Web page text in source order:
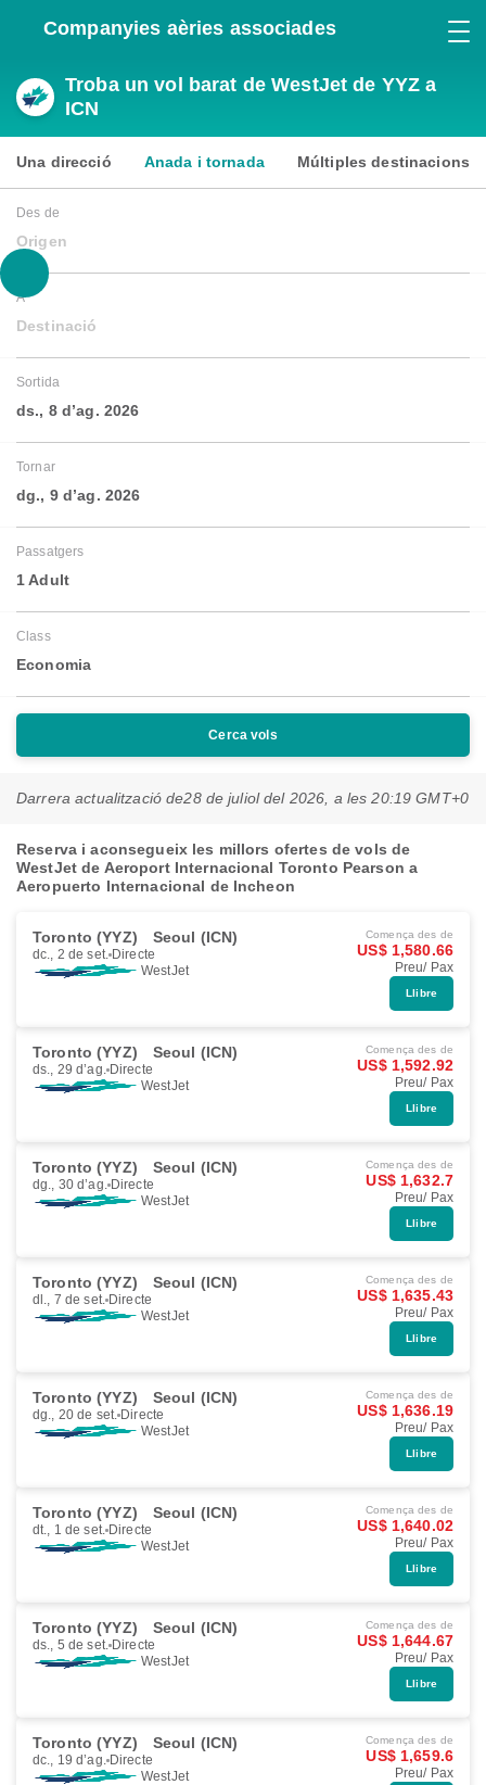
Companyies aèries associades
Troba un vol barat de WestJet de YYZ a
ICN
Una direcció Anada i tornada Múltiples destinacions
Des de
Origen
A
Destinació
Sortida
ds., 8 d’ag. 2026
Tornar
dg., 9 d’ag. 2026
Passatgers
1 Adult
Class
Economia
Cerca vols
Darrera actualització de28 de juliol del 2026, a les 20:19 GMT+0
Reserva i aconsegueix les millors ofertes de vols de
WestJet de Aeroport Internacional Toronto Pearson a
Aeropuerto Internacional de Incheon
Toronto (YYZ) Seoul (ICN)
dc., 2 de set. Directe
WestJet
Comença des de
US$ 1,580.66
Preu/ Pax
Llibre
Toronto (YYZ) Seoul (ICN)
ds., 29 d’ag. Directe
WestJet
Comença des de
US$ 1,592.92
Preu/ Pax
Llibre
Toronto (YYZ) Seoul (ICN)
dg., 30 d’ag. Directe
WestJet
Comença des de
US$ 1,632.7
Preu/ Pax
Llibre
Toronto (YYZ) Seoul (ICN)
dl., 7 de set. Directe
WestJet
Comença des de
US$ 1,635.43
Preu/ Pax
Llibre
Toronto (YYZ) Seoul (ICN)
dg., 20 de set. Directe
WestJet
Comença des de
US$ 1,636.19
Preu/ Pax
Llibre
Toronto (YYZ) Seoul (ICN)
dt., 1 de set. Directe
WestJet
Comença des de
US$ 1,640.02
Preu/ Pax
Llibre
Toronto (YYZ) Seoul (ICN)
ds., 5 de set. Directe
WestJet
Comença des de
US$ 1,644.67
Preu/ Pax
Llibre
Toronto (YYZ) Seoul (ICN)
dc., 19 d’ag. Directe
WestJet
Comença des de
US$ 1,659.6
Preu/ Pax